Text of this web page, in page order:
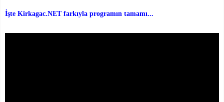
İşte Kirkagac.NET farkıyla programın tamamı...